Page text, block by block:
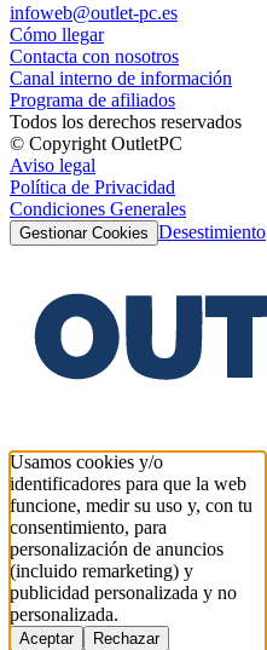
infoweb@outlet-pc.es
Cómo llegar
Contacta con nosotros
Canal interno de información
Programa de afiliados
Todos los derechos reservados
© Copyright OutletPC
Aviso legal
Política de Privacidad
Condiciones Generales
Gestionar Cookies Desestimiento
Usamos cookies y/o
identificadores para que la web
funcione, medir su uso y, con tu
consentimiento, para
personalización de anuncios
(incluido remarketing) y
publicidad personalizada y no
personalizada.
Aceptar
Rechazar